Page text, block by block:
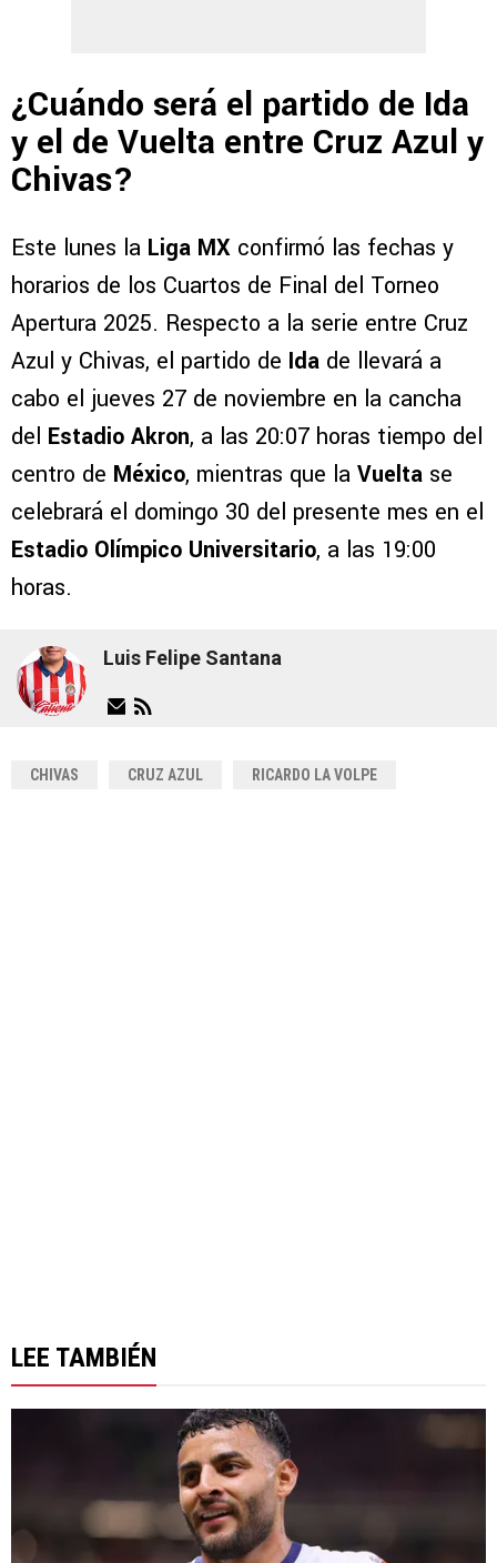
¿Cuándo será el partido de Ida
y el de Vuelta entre Cruz Azul y
Chivas?
Este lunes la Liga MX confirmó las fechas y
horarios de los Cuartos de Final del Torneo
Apertura 2025. Respecto a la serie entre Cruz
Azul y Chivas, el partido de Ida de llevará a
cabo el jueves 27 de noviembre en la cancha
del Estadio Akron, a las 20:07 horas tiempo del
centro de México, mientras que la Vuelta se
celebrará el domingo 30 del presente mes en el
Estadio Olímpico Universitario, a las 19:00
horas.
Luis Felipe Santana
CHIVAS CRUZ AZUL RICARDO LA VOLPE
LEE TAMBIÉN